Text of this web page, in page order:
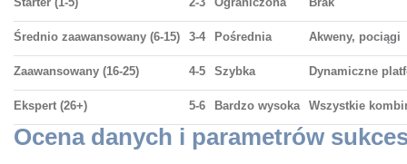
Średnio zaawansowany (6-15) 3-4 Pośrednia Akweny, pociągi
Zaawansowany (16-25) 4-5 Szybka Dynamiczne
Ekspert (26+) 5-6 Bardzo wysoka Wszystkie
Ocena danych i parametrów